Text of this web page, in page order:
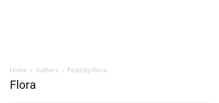
Home Authors Posts by Flora
Flora